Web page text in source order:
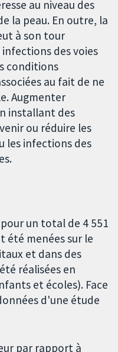
au niveau des
la peau. En outre, la
à son tour
des voies
conditions
au fait de ne
Augmenter
installant des
ou réduire les
les infections des
un total de 4 551
été menées sur le
et dans des
réalisées en
et écoles). Face
d'une étude
par rapport à